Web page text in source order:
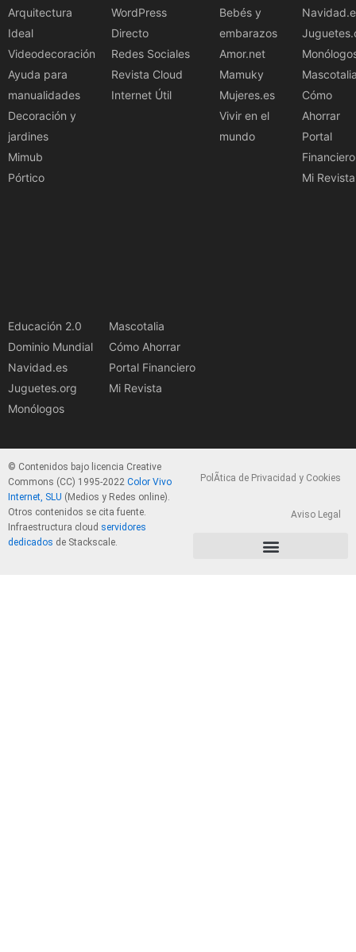
Arquitectura
Ideal
Videodecoración
Ayuda para
manualidades
Decoración y
jardines
Mimub
Pórtico
WordPress
Directo
Redes Sociales
Revista Cloud
Internet Útil
Bebés y
embarazos
Amor.net
Mamuky
Mujeres.es
Vivir en el
mundo
Cómo
Ahorrar
Portal
Financiero
Mi Revista
Educación 2.0
Dominio Mundial
Navidad.es
Juguetes.org
Monólogos
Mascotalia
Cómo Ahorrar
Portal Financiero
Mi Revista
© Contenidos bajo licencia Creative
Commons (CC) 1995-2022 Color Vivo
Internet, SLU (Medios y Redes online).
Otros contenidos se cita fuente.
Infraestructura cloud servidores
dedicados de Stackscale.
PolÃ­tica de Privacidad y Cookies
Aviso Legal